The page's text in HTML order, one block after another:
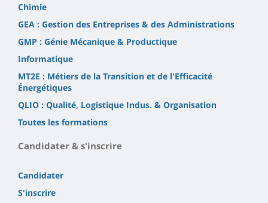
Chimie
GEA : Gestion des Entreprises & des Administrations
GMP : Génie Mécanique & Productique
Informatique
MT2E : Métiers de la Transition et de l'Efficacité
Énergétiques
QLIO : Qualité, Logistique Indus. & Organisation
Toutes les formations
Candidater & s'inscrire
Candidater
S'inscrire